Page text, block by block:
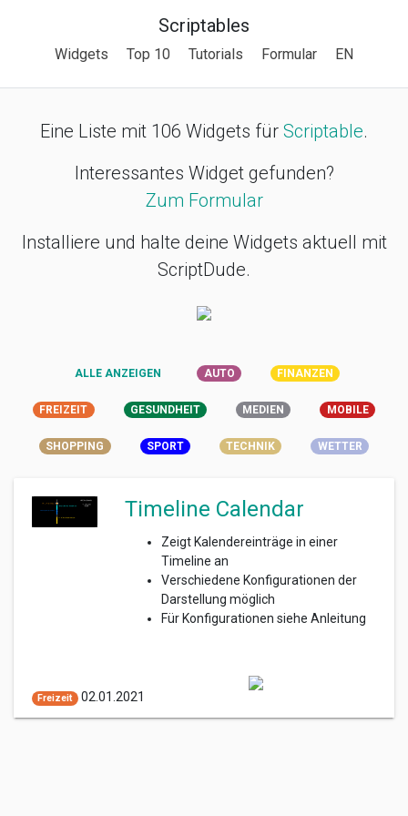
Scriptables
Widgets Top 10 Tutorials Formular EN
Eine Liste mit 106 Widgets für Scriptable.
Interessantes Widget gefunden?
Zum Formular
Installiere und halte deine Widgets aktuell mit
ScriptDude.
ALLE ANZEIGEN AUTO FINANZEN
FREIZEIT GESUNDHEIT MEDIEN MOBILE
SHOPPING SPORT TECHNIK WETTER
Timeline Calendar
Zeigt Kalendereinträge in einer
Timeline an
Verschiedene Konfigurationen der
Darstellung möglich
Für Konfigurationen siehe Anleitung
Freizeit 02.01.2021